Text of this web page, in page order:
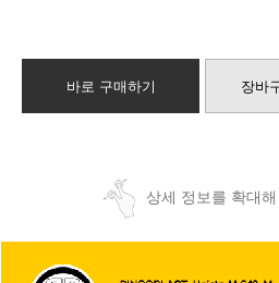
바로 구매하기 장바
상세 정보를 확대